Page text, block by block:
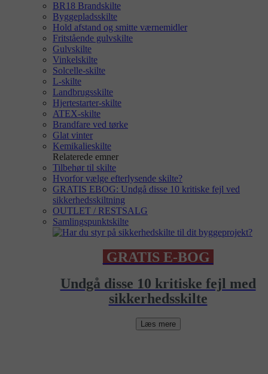
BR18 Brandskilte
Byggepladsskilte
Hold afstand og smitte værnemidler
Fritstående gulvskilte
Gulvskilte
Vinkelskilte
Solcelle-skilte
L-skilte
Landbrugsskilte
Hjertestarter-skilte
ATEX-skilte
Brandfare ved tørke
Glat vinter
Kemikalieskilte
Relaterede emner
Tilbehør til skilte
Hvorfor vælge efterlysende skilte?
GRATIS EBOG: Undgå disse 10 kritiske fejl ved
sikkerhedsskiltning
OUTLET / RESTSALG
Samlingspunktskilte
GRATIS E-BOG
Undgå disse 10 kritiske fejl med
sikkerhedsskilte
Læs mere